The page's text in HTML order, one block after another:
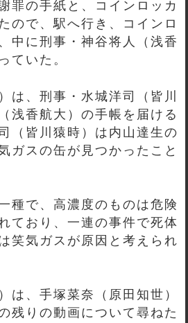
罪の手紙と、コインロッカ
ので、駅へ行き、コインロ
中に刑事・神谷将人（浅香
ていた。
は、刑事・水城洋司（皆川
浅香航大）の手帳を届ける
（皆川猿時）は内山達生の
ガスの缶が見つかったこと
種で、高濃度のものは危険
ており、一連の事件で死体
笑気ガスが原因と考えられ
は、手塚菜奈（原田知世）
残りの動画について尋ねた